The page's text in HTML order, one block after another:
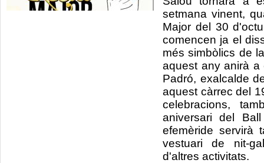
setmana vinent,
Major del 30
comencen ja el
més simbòlics de
aquest any anirà a
Padró, exalcalde
aquest càrrec del
celebracions,
aniversari del
efemèride servirà
vestuari de nit-
d'altres activitats.